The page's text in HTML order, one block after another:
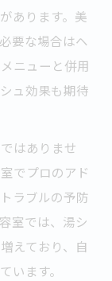
あります。美
要な場合はヘ
ニューと併用
ュ効果も期待
はありませ
でプロのアド
ラブルの予防
室では、湯シ
えており、自
います。